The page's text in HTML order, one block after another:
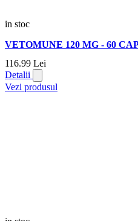
in stoc
VETOMUNE 120 MG - 60
116.99 Lei
Detalii
Vezi produsul